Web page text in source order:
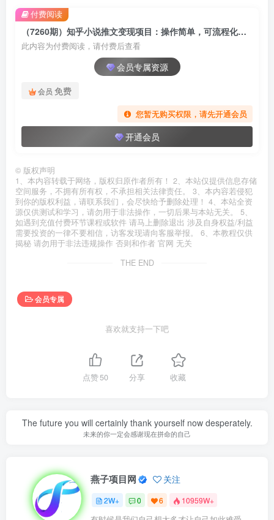
（7260期）知乎小说推文变现项目：操作简单，可流程化多平台操作，赚佣金月入过万
此内容为付费阅读，请付费后查看
会员专属资源
会员 免费
您暂无购买权限，请先开通会员
开通会员
付费阅读
© 版权声明
1、本内容转载于网络，版权归原作者所有！ 2、本站仅提供信息存储
空间服务，不拥有所有权，不承担相关法律责任。 3、本内容若侵犯
到你的版权利益，请联系我们，会尽快给予删除处理！ 4、本站全资
源仅供测试和学习，请勿用于非法操作，一切后果与本站无关。 5、
如遇到充值付费环节课程或软件 请马上删除退出 涉及自身权益/利益
需要投资的一律不要相信，访客发现请向客服举报。 6、本教程仅供
揭秘 请勿用于非法违规操作 否则和作者 官网 无关
THE END
会员专属
喜欢就支持一下吧
点赞50 分享 收藏
The future you will certainly thank yourself now desperately.
未来的你一定会感谢现在拼命的自己
燕子项目网 关注
2W+ 0 6 10959W+